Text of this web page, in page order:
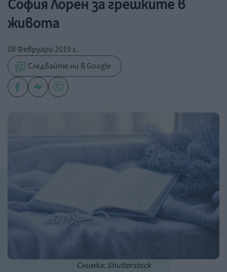
София Лорен за грешките в
живота
08 Февруари 2019 г.
Следвайте ни в Google
Снимка: Shutterstock